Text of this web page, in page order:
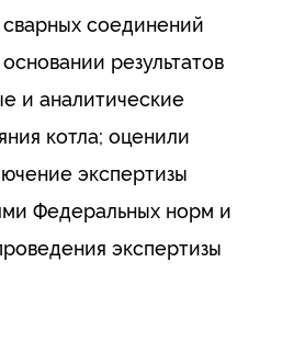
соединений
результатов
и аналитические
котла; оценили
экспертизы
Федеральных норм и
экспертизы